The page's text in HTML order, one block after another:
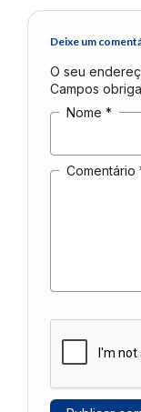
Deixe um
O seu
Campos
Nome *
Comentário